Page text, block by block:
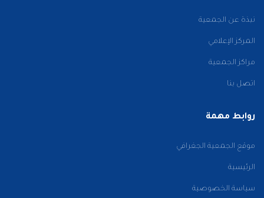
نبذة عن الجمعية
المركز الإعلامي
مراكز الجمعية
اتصل بنا
روابط مهمة
موقع الجمعية الجغرافي
الرئيسية
سياسة الخصوصية